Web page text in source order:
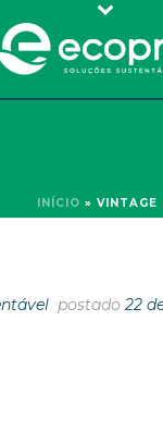
INÍCIO » VINTAGE
postado22